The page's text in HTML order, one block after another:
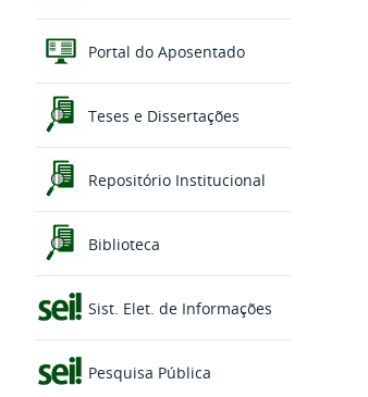
Portal do Aposentado
Teses e Dissertações
Repositório Institucional
Biblioteca
Sist. Elet. de Informações
Pesquisa Pública